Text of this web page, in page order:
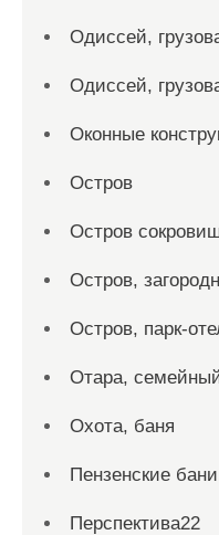
Одиссей,
Одиссей,
Оконные
Остров
Остров
Остров,
Остров, парк-
Отара,
Охота, баня
Пензенские
Перспектива22